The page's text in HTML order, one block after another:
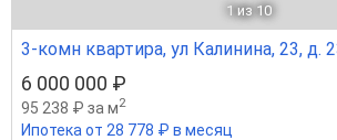
1 из 10
3-комн квартира, ул Калинина, 23, д.
6 000 000 ₽
95 238 ₽ за м2
Ипотека от 28 778 ₽ в месяц